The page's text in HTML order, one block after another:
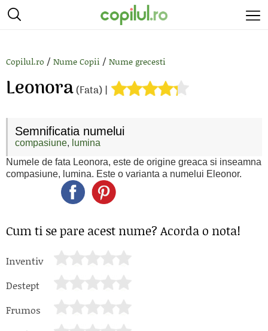
Copilul.ro / Nume Copii / Nume grecesti
Leonora(Fata) |
Semnificatia numelui
compasiune, lumina
Numele de fata Leonora, este de origine greaca si inseamna
compasiune, lumina. Este o varianta a numelui Eleonor.
Cum ti se pare acest nume? Acorda o nota!
Inventiv
Destept
Frumos